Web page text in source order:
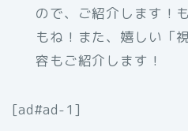
ので、ご紹介します！
もね！また、嬉しい「
容もご紹介します！
[ad#ad-1]